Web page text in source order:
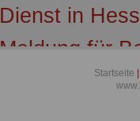
Dienst in
Meldung für
Dienst inStartseite